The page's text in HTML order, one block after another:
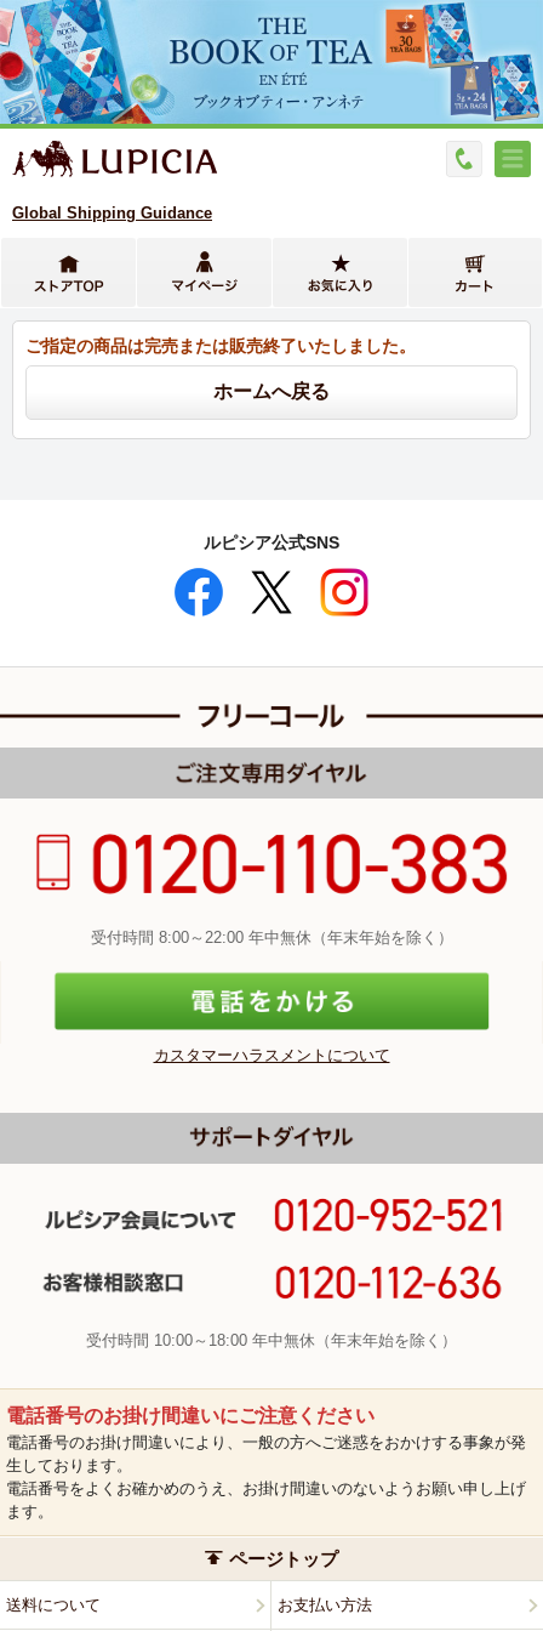
Global Shipping Guidance
ご指定の商品は完売または販売終了いたしました。
ルピシア公式SNS
受付時間 8:00～22:00 年中無休（年末年始を除く）
カスタマーハラスメントについて
受付時間 10:00～18:00 年中無休（年末年始を除く）
電話番号のお掛け間違いにご注意ください
電話番号のお掛け間違いにより、一般の方へご迷惑をおかけする事象が発
生しております。
電話番号をよくお確かめのうえ、お掛け間違いのないようお願い申し上げ
ます。
ページトップ
送料について お支払い方法